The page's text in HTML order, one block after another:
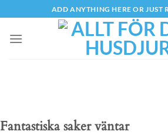
to
content
ADD ANYTHING HERE OR JUST
Fantastiska saker väntar